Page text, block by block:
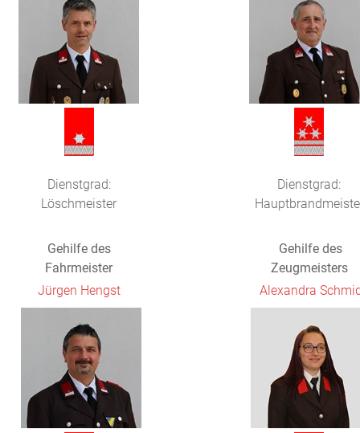
Dienstgrad:
Löschmeister
Dienstgrad:
Gehilfe des
Fahrmeister
Gehilfe des
Zeugmeisters
Jürgen Hengst
Alexandra